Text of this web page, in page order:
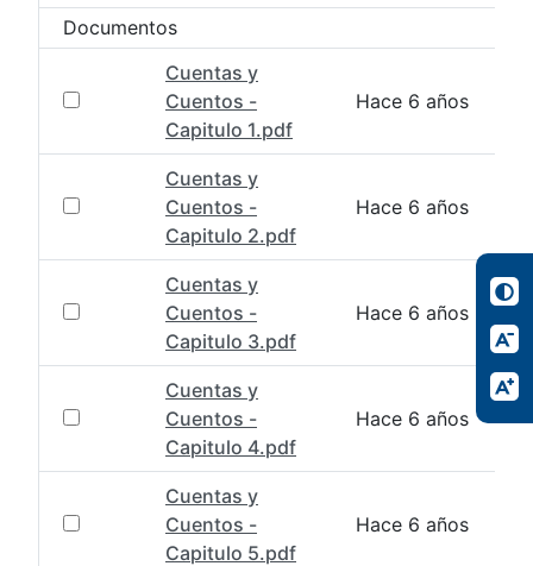
Documentos
Cuentas y
Cuentos -
Capitulo 1.pdf
Hace 6 años
Cuentas y
Cuentos -
Capitulo 2.pdf
Hace 6 años
Cuentas y
Cuentos -
Capitulo 3.pdf
Hace 6 años
Cuentas y
Cuentos -
Capitulo 4.pdf
Hace 6 años
Cuentas y
Cuentos -
Capitulo 5.pdf
Hace 6 años